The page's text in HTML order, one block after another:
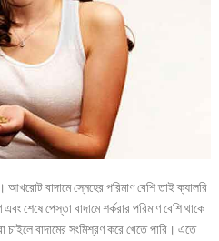
আখরোট বাদামে স্নেহের পরিমাণ বেশি তাই ক্যালরি
শেষে পেস্তা বাদামে শর্করার পরিমাণ বেশি থাকে
চাইলে বাদামের সংমিশ্রণ করে খেতে পারি। এতে